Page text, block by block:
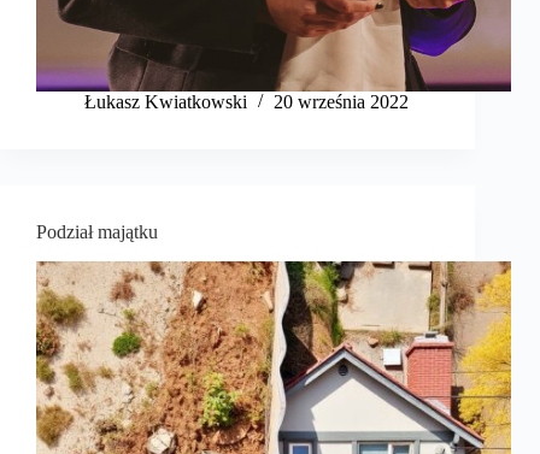
​Łukasz Kwiatkowski 20 września 2022
Podział majątku